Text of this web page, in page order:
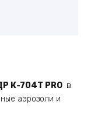
К-704Т PRO в
аэрозоли и